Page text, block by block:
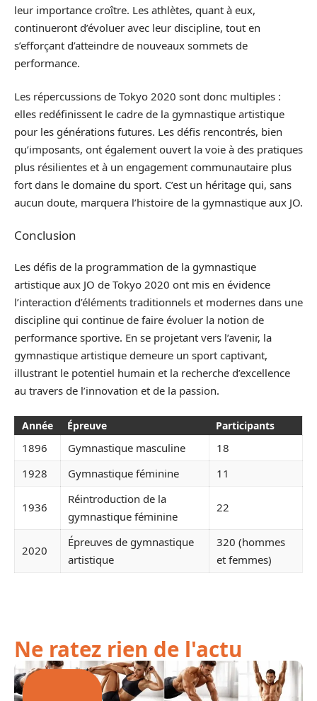
leur importance croître. Les athlètes, quant à eux,
continueront d’évoluer avec leur discipline, tout en
s’efforçant d’atteindre de nouveaux sommets de
performance.
Les répercussions de Tokyo 2020 sont donc multiples :
elles redéfinissent le cadre de la gymnastique artistique
pour les générations futures. Les défis rencontrés, bien
qu’imposants, ont également ouvert la voie à des pratiques
plus résilientes et à un engagement communautaire plus
fort dans le domaine du sport. C’est un héritage qui, sans
aucun doute, marquera l’histoire de la gymnastique aux JO.
Conclusion
Les défis de la programmation de la gymnastique
artistique aux JO de Tokyo 2020 ont mis en évidence
l’interaction d’éléments traditionnels et modernes dans une
discipline qui continue de faire évoluer la notion de
performance sportive. En se projetant vers l’avenir, la
gymnastique artistique demeure un sport captivant,
illustrant le potentiel humain et la recherche d’excellence
au travers de l’innovation et de la passion.
Année Épreuve Participants
1896 Gymnastique masculine
18
1928
Gymnastique féminine 11
1936
Réintroduction de la
gymnastique féminine
22
2020
Épreuves de gymnastique
artistique
320 (hommes
et femmes)
Ne ratez rien de l'actu